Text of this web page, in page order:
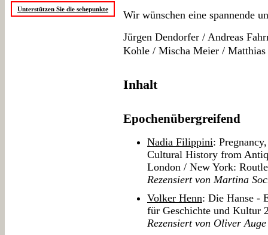
Unterstützen Sie die sehepunkte
Wir wünschen eine spannende
Jürgen Dendorfer / Andreas
Kohle / Mischa Meier / Matthias
Inhalt
Epochenübergreifend
Nadia Filippini:
Cultural History from
London / New York:
Rezensiert von Martina
Volker Henn: Die Hanse -
für Geschichte und Kultur
Rezensiert von Oliver Auge